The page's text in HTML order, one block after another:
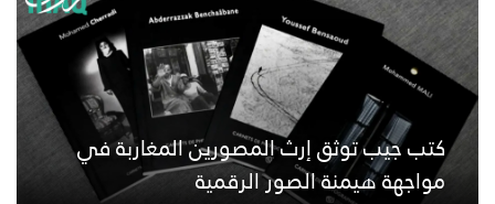
كتب جيب توثق إرث المصورين المغاربة في
مواجهة هيمنة الصور الرقمية